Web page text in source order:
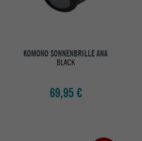
KOMONO SONNENBRILLE ANA
BLACK
69,95 €